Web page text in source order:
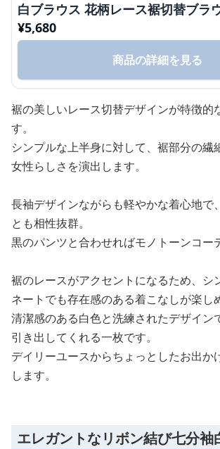
白ブラウス 花柄レース裾切替ブラ
¥5,680
商品の詳細を見る
裾の美しいレース切替デザインが特徴的
す。
シンプルな上半身に対して、裾部分の繊
女性らしさを演出します。
長袖デザインながらも軽やかな着心地で
とも相性抜群。
黒のパンツと合わせればモノトーンコー
裾のレースがアクセントになるため、シ
ネートでも存在感のある着こなしが楽し
清潔感のある白色と洗練されたデザイン
引き出してくれる一枚です。
デイリーユースからちょっとしたお出か
します。
エレガントなリボン結び七分袖